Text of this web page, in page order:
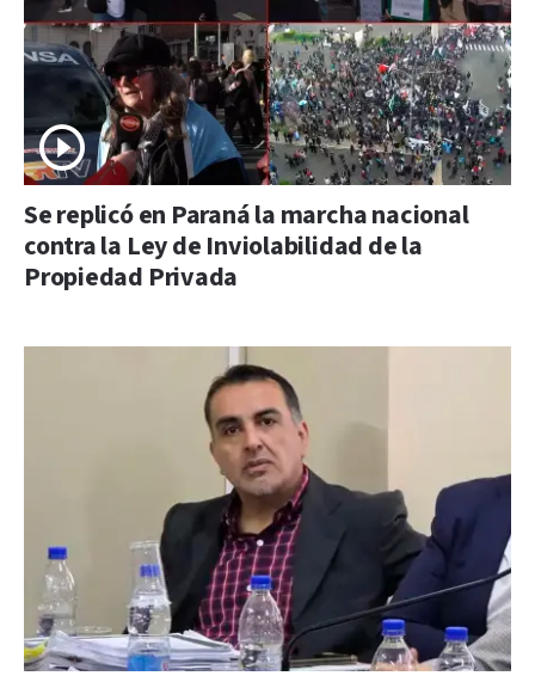
Se replicó en Paraná la marcha nacional
contra la Ley de Inviolabilidad de la
Propiedad Privada